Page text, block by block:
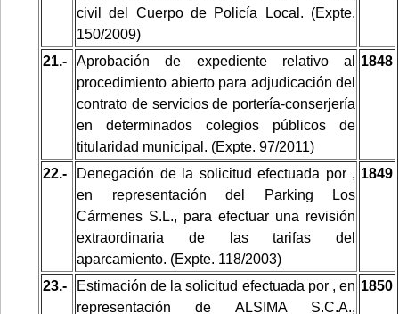
civil del Cuerpo de Policía Local. (Expte.
150/2009)
21.-
Aprobación de expediente relativo al
procedimiento abierto para adjudicación del
contrato de servicios de portería-conserjería
en determinados colegios públicos de
titularidad municipal. (Expte. 97/2011)
1848
22.-
Denegación de la solicitud efectuada por ,
en representación del Parking Los
Cármenes S.L., para efectuar una revisión
extraordinaria de las tarifas del
aparcamiento. (Expte. 118/2003)
1849
23.-
Estimación de la solicitud efectuada por , en
representación de ALSIMA S.C.A.,
1850